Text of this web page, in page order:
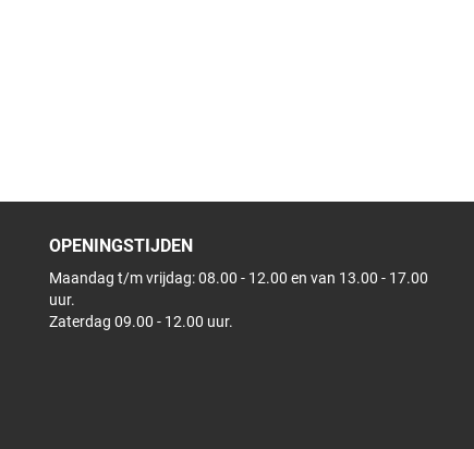
OPENINGSTIJDEN
Maandag t/m vrijdag: 08.00 - 12.00 en van 13.00 - 17.00
uur.
Zaterdag 09.00 - 12.00 uur.